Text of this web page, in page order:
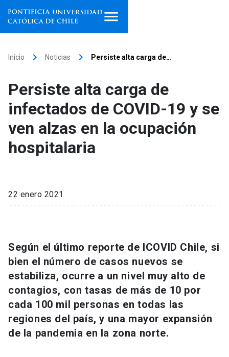
Facultades, escuelas e
institutos
Investigación
Información para keyboard_arrow_down
Futuros estudiantes
Estudiantes
Académicos
Go to english site launch
ACCESOS DIRECTOS
Admisión launch
Inicio keyboard_arrow_right Noticias keyboard_arrow_right Persiste alta carga de…
Persiste alta carga de
infectados de COVID-19 y se
ven alzas en la ocupación
hospitalaria
22 enero 2021
Según el último reporte de ICOVID Chile, si
bien el número de casos nuevos se
estabiliza, ocurre a un nivel muy alto de
contagios, con tasas de más de 10 por
cada 100 mil personas en todas las
regiones del país, y una mayor expansión
de la pandemia en la zona norte.